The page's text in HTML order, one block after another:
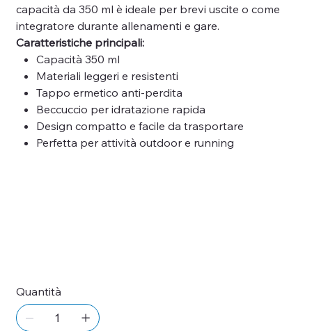
capacità da 350 ml è ideale per brevi uscite o come
integratore durante allenamenti e gare.
Caratteristiche principali:
Capacità 350 ml
Materiali leggeri e resistenti
Tappo ermetico anti-perdita
Beccuccio per idratazione rapida
Design compatto e facile da trasportare
Perfetta per attività outdoor e running
Quantità